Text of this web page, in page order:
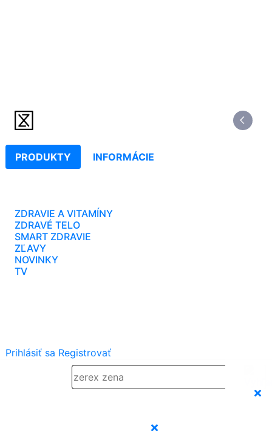
PRODUKTY INFORMÁCIE
ZDRAVIE A VITAMÍNY
ZDRAVÉ TELO
SMART ZDRAVIE
ZĽAVY
NOVINKY
TV
Prihlásiť sa Registrovať